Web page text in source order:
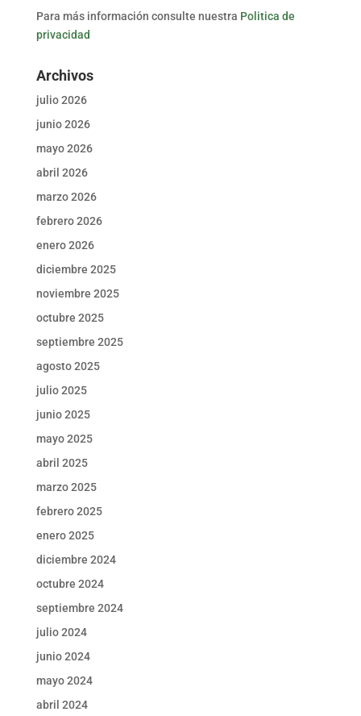
Para más información consulte nuestra Politica de
privacidad
Archivos
julio 2026
junio 2026
mayo 2026
abril 2026
marzo 2026
febrero 2026
enero 2026
diciembre 2025
noviembre 2025
octubre 2025
septiembre 2025
agosto 2025
julio 2025
junio 2025
mayo 2025
abril 2025
marzo 2025
febrero 2025
enero 2025
diciembre 2024
octubre 2024
septiembre 2024
julio 2024
junio 2024
mayo 2024
abril 2024